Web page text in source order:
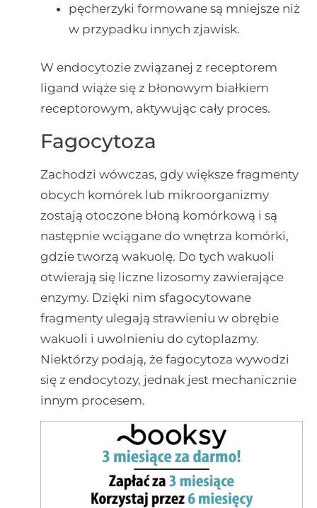
pęcherzyki formowane są mniejsze niż
w przypadku innych zjawisk.
W endocytozie związanej z receptorem
ligand wiąże się z błonowym białkiem
receptorowym, aktywując cały proces.
Fagocytoza
Zachodzi wówczas, gdy większe fragmenty
obcych komórek lub mikroorganizmy
zostają otoczone błoną komórkową i są
następnie wciągane do wnętrza komórki,
gdzie tworzą wakuolę. Do tych wakuoli
otwierają się liczne lizosomy zawierające
enzymy. Dzięki nim sfagocytowane
fragmenty ulegają strawieniu w obrębie
wakuoli i uwolnieniu do cytoplazmy.
Niektórzy podają, że fagocytoza wywodzi
się z endocytozy, jednak jest mechanicznie
innym procesem.